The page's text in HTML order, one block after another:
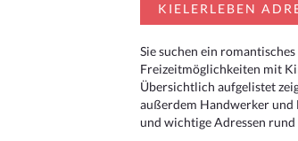
KIELERLEBEN
Sie suchen ein
Freizeitmöglichkeiten mit
Übersichtlich aufgelistet
außerdem Handwerker und
und wichtige Adressen rund